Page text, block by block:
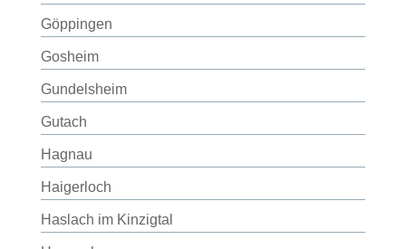
Göppingen
Gosheim
Gundelsheim
Gutach
Hagnau
Haigerloch
Haslach im Kinzigtal